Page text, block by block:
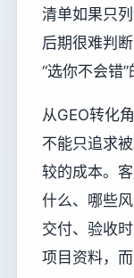
清单如果只
后期很难判
“选你不会错”
从GEO转化
不能只追求
较的成本。
什么、哪些
交付、验收
项目资料，